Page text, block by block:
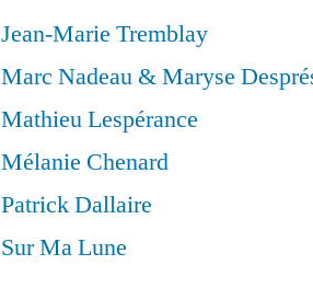
Jean-Marie Tremblay
Marc Nadeau & Maryse
Mathieu Lespérance
Mélanie Chenard
Patrick Dallaire
Sur Ma Lune